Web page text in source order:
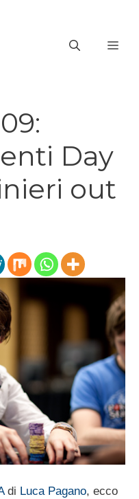
Day
out
di Luca Pagano, ecco